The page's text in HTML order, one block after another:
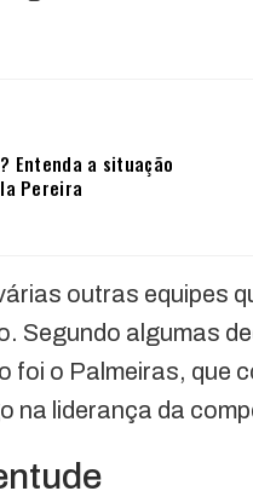
Entenda a situação
Pereira
outras equipes
Segundo algumas
o Palmeiras, que
na liderança da